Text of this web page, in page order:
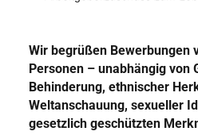
Wir begrüßen Bewerbungen
Personen – unabhängig von
Behinderung, ethnischer
Weltanschauung, sexueller
gesetzlich geschützten